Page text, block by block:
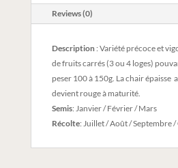
Reviews (0)
Description: Variété précoce et
de fruits carrés (3 ou 4 loges)
peser 100 à 150g. La chair épaisse
devient rouge à maturité.
Semis: Janvier / Février / Mars
Récolte: Juillet / Août / Septembre